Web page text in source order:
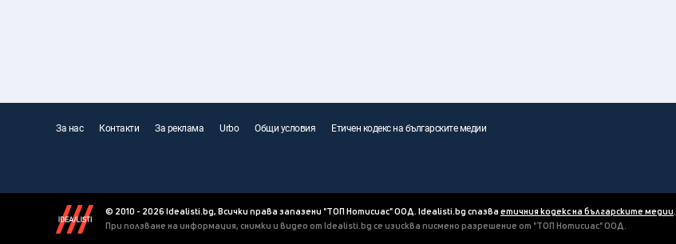
За нас Контакти За реклама Urbo Общи условия Етичен кодекс на българските медии
© 2010 - 2026 Idealisti.bg, Всички права запазени "ТОП Нотисиас" ООД. Idealisti.bg спазва етичния кодекс на българските медии.
При ползване на информация, снимки и видео от Idealisti.bg се изисква писмено разрешение от "ТОП Нотисиас" ООД.